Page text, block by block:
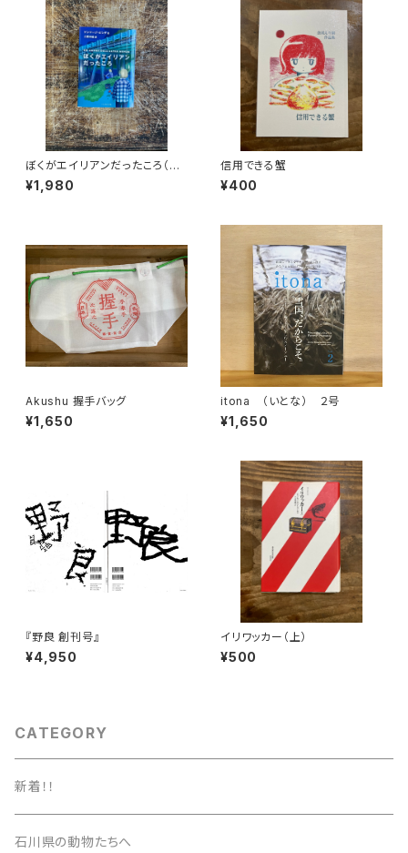
ぼくがエイリアンだったころ（Un
Amore dell'artro Mondo)
¥1,980
信用できる蟹
¥400
Akushu 握手バッグ
¥1,650
itona （いとな） ２号
¥1,650
『野良 創刊号』
¥4,950
イリワッカー（上）
¥500
CATEGORY
新着！！
石川県の動物たちへ